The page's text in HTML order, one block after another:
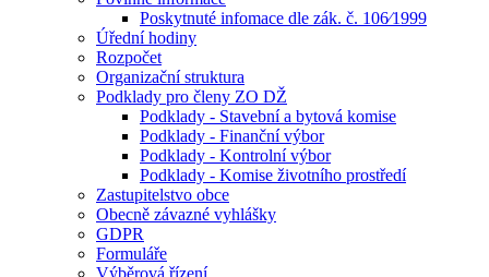
Poskytnuté infomace dle zák. č. 106⁄1999
Úřední hodiny
Rozpočet
Organizační struktura
Podklady pro členy ZO DŽ
Podklady - Stavební a bytová komise
Podklady - Finanční výbor
Podklady - Kontrolní výbor
Podklady - Komise životního prostředí
Zastupitelstvo obce
Obecně závazné vyhlášky
GDPR
Formuláře
Výběrová řízení